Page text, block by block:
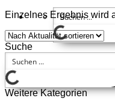
Einzelnes Ergebnis wird
Suche
Weitere Kategorien